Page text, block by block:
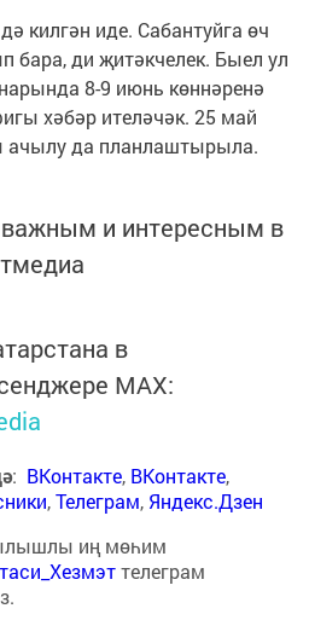
килгән иде. Сабантуйга өч
бара, ди җитәкчелек. Быел ул
8-9 июнь көннәренә
хәбәр ителәчәк. 25 май
ачылу да планлаштырыла.
и интересным в
в
MАХ:
: ВКонтакте, ВКонтакте,
,Телеграм, Яндекс.Дзен
иң мөһим
телеграм